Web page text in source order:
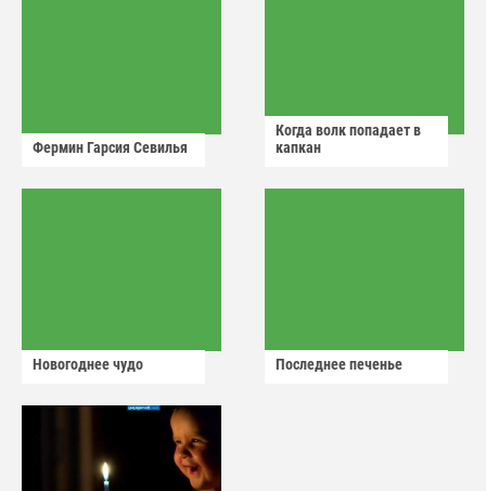
Фермин Гарсия Севилья
Когда волк попадает в
капкан
Новогоднее чудо Последнее печенье